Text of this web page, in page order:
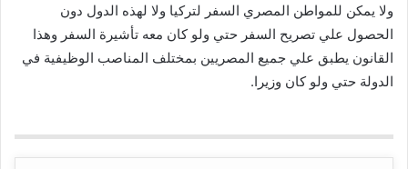
ولا يمكن للمواطن المصري السفر لتركيا ولا لهذه الدول دون
الحصول علي تصريح السفر حتي ولو كان معه تأشيرة السفر وهذا
القانون يطبق علي جميع المصريين بمختلف المناصب الوظيفية في
الدولة حتي ولو كان وزيرا.